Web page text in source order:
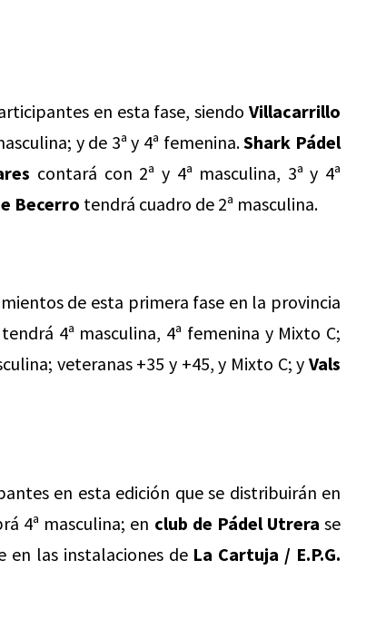
en esta fase, siendo Villacarrillo
y de 3ª y 4ª femenina.Shark Pádel
contará con 2ª y 4ª masculina, 3ª y 4ª
Becerro tendrá cuadro de 2ª masculina.
de esta primera fase en la provincia
tendrá 4ª masculina, 4ª femenina y Mixto C;
veteranas +35 y +45, y Mixto C; yVals
en esta edición que se distribuirán en
4ª masculina; en club de Pádel Utrera se
en las instalaciones de La Cartuja / E.P.G.